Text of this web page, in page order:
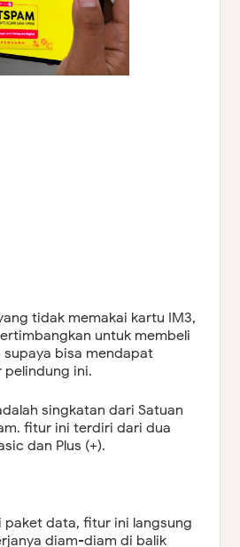
tidak memakai kartu IM3,
untuk membeli
bisa mendapat
ini.
singkatan dari Satuan
fitur ini terdiri dari dua
dan Plus (+).
paket data, fitur ini langsung
diam-diam di balik